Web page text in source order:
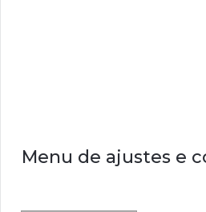
Menu de ajustes e